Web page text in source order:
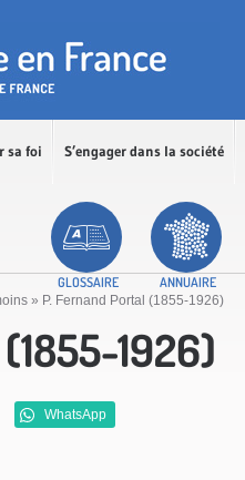
sa foi S’engager dans la société
GLOSSAIRE ANNUAIRE
» P. Fernand Portal (1855-1926)
1926)
WhatsApp